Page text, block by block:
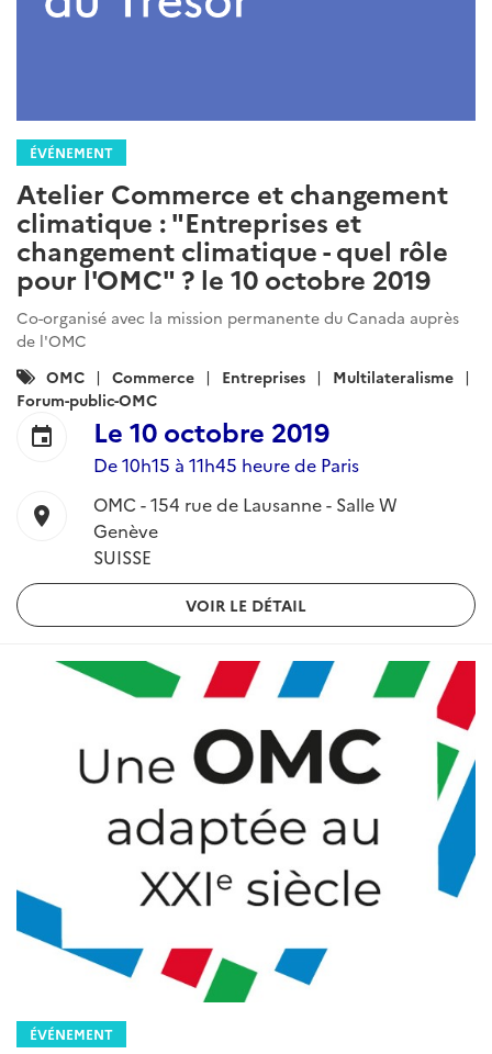
ÉVÉNEMENT
Atelier Commerce et changement
climatique : "Entreprises et
changement climatique - quel rôle
pour l'OMC" ? le 10 octobre 2019
Co-organisé avec la mission permanente du Canada auprès
de l'OMC
Catégories
:
OMC Commerce Entreprises
Multilateralisme
Forum-public-OMC
event Le 10 octobre 2019
De 10h15 à 11h45 heure de Paris
location_on
OMC - 154 rue de Lausanne - Salle W
Genève
SUISSE
VOIR LE DÉTAIL
ÉVÉNEMENT